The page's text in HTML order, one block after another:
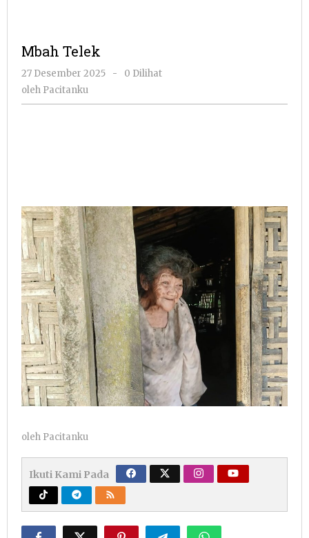
Mbah Telek
27 Desember 2025
oleh
-
0 Dilihat
oleh Pacitanku
oleh Pacitanku
Ikuti Kami Pada